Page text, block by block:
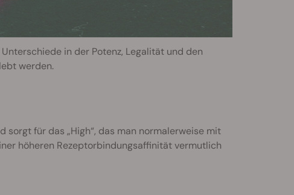
in der Potenz, Legalität und den
werden.
für das „High“, das man normalerweise mit
höheren Rezeptorbindungsaffinität vermutlich